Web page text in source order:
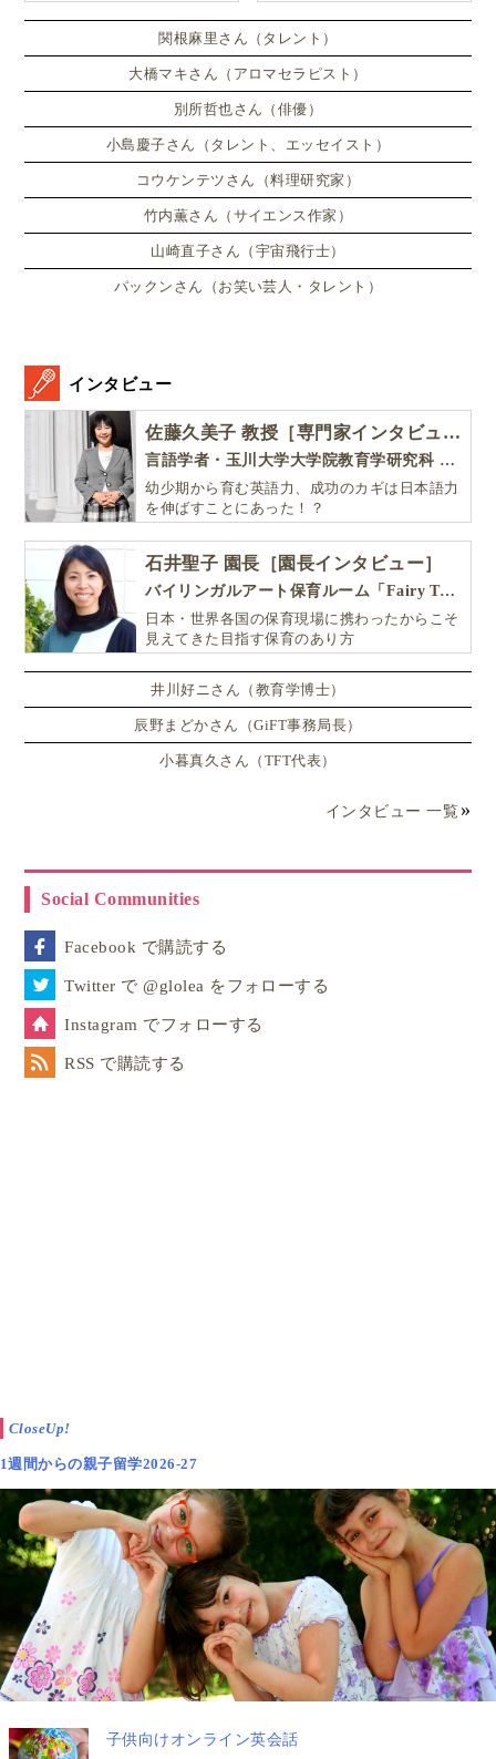
い、英語劇に挑戦したり、
関根麻里さん（タレント）
大橋マキさん（アロマセラピスト）
別所哲也さん（俳優）
小島慶子さん（タレント、エッセイスト）
コウケンテツさん（料理研究家）
竹内薫さん（サイエンス作家）
山崎直子さん（宇宙飛行士）
パックンさん（お笑い芸人・タレント）
インタビュー
佐藤久美子 教授［専門家インタビュー］
言語学者・玉川大学大学院教育学研究科 教授・NHK「えいごであそぼ」総合指導
幼少期から育む英語力、成功のカギは日本語力
を伸ばすことにあった！？
石井聖子 園長［園長インタビュー］
バイリンガルアート保育ルーム「Fairy Tale（フェアリーテイル）」
日本・世界各国の保育現場に携わったからこそ
見えてきた目指す保育のあり方
井川好ニさん（教育学博士）
辰野まどかさん（GiFT事務局長）
小暮真久さん（TFT代表）
インタビュー 一覧
Social Communities
Facebook で購読する
Twitter で @glolea をフォローする
Instagram でフォローする
RSS で購読する
CloseUp!
1週間からの親子留学2026-27
子供向けオンライン英会話